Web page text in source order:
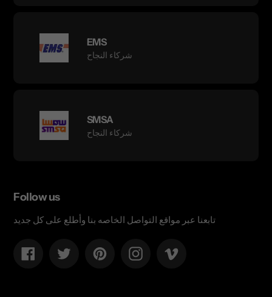
EMS
شركاء النجاح
SMSA
شركاء النجاح
Follow us
تابعنا عبر مواقع التواصل الخاصه بنا وأطلع على كل جديد
Facebook Twitter PinterestInstagram